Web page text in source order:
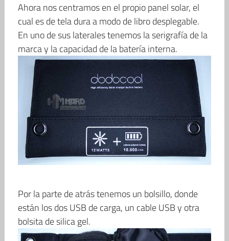
Ahora nos centramos en el propio panel solar, el
cual es de tela dura a modo de libro desplegable.
En uno de sus laterales tenemos la serigrafía de la
marca y la capacidad de la batería interna.
Por la parte de atrás tenemos un bolsillo, donde
están los dos USB de carga, un cable USB y otra
bolsita de silica gel.